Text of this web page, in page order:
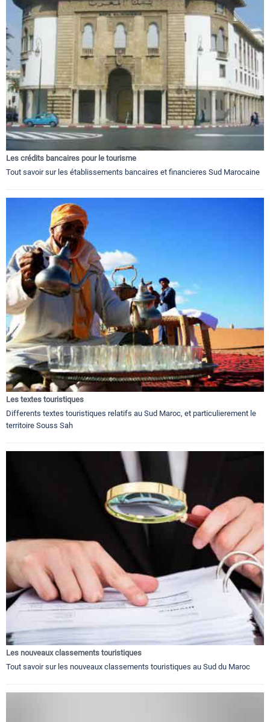
Les crédits bancaires pour le tourisme
Tout savoir sur les établissements bancaires et financieres Sud Marocaine
Les textes touristiques
Differents textes touristiques relatifs au Sud Maroc, et particulierement le
territoire Souss Sah
Les nouveaux classements touristiques
Tout savoir sur les nouveaux classements touristiques au Sud du Maroc